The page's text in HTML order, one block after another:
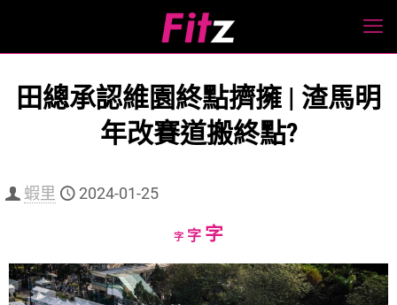
田總承認維園終點擠擁 | 渣馬明
年改賽道搬終點?
蝦里 2024-01-25
字Decrease
size.
字Reset
size.
字Increase
size.